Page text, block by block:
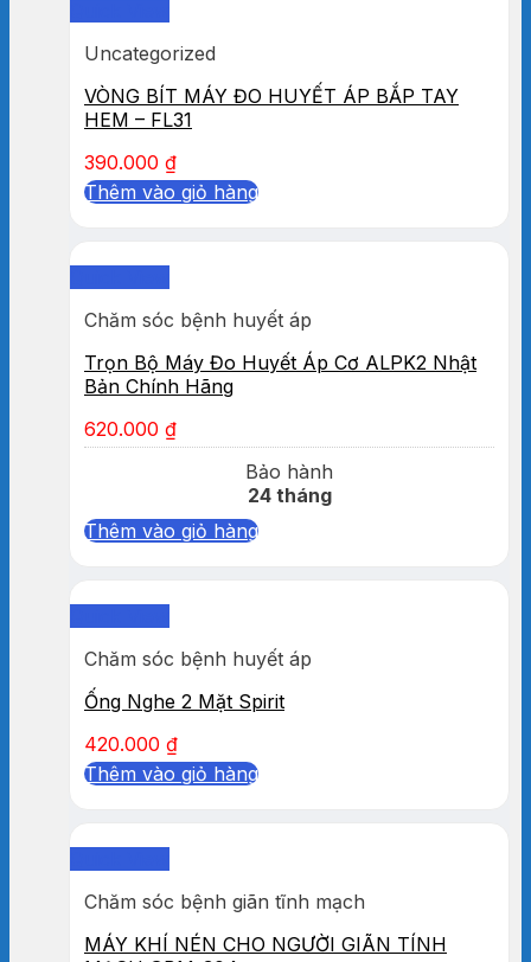
Uncategorized
VÒNG BÍT MÁY ĐO HUYẾT ÁP BẮP TAY
HEM – FL31
390.000 ₫
Thêm vào giỏ hàng
Chăm sóc bệnh huyết áp
Trọn Bộ Máy Đo Huyết Áp Cơ ALPK2 Nhật
Bản Chính Hãng
620.000 ₫
Bảo hành
24 tháng
Thêm vào giỏ hàng
Chăm sóc bệnh huyết áp
Ống Nghe 2 Mặt Spirit
420.000 ₫
Thêm vào giỏ hàng
Chăm sóc bệnh giãn tĩnh mạch
MÁY KHÍ NÉN CHO NGƯỜI GIÃN TÍNH